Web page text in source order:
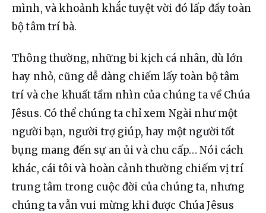
mình, và khoảnh khắc tuyệt vời đó lấp đầy toàn
bộ tâm trí bà.
Thông thường, những bi kịch cá nhân, dù lớn
hay nhỏ, cũng dễ dàng chiếm lấy toàn bộ tâm
trí và che khuất tầm nhìn của chúng ta về Chúa
Jêsus. Có thể chúng ta chỉ xem Ngài như một
người bạn, người trợ giúp, hay một người tốt
bụng mang đến sự an ủi và chu cấp… Nói cách
khác, cái tôi và hoàn cảnh thường chiếm vị trí
trung tâm trong cuộc đời của chúng ta, nhưng
chúng ta vẫn vui mừng khi được Chúa Jêsus